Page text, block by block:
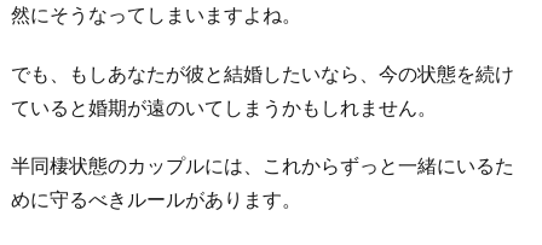
然にそうなってしまいますよね。
でも、もしあなたが彼と結婚したいなら、今の状態を続け
ていると婚期が遠のいてしまうかもしれません。
半同棲状態のカップルには、これからずっと一緒にいるた
めに守るべきルールがあります。